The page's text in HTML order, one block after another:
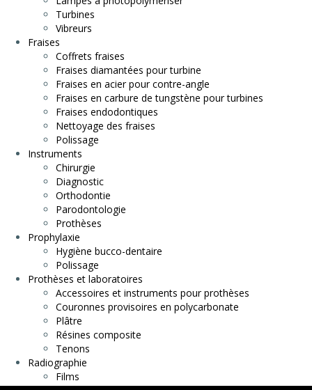
Turbines
Vibreurs
Fraises
Coffrets fraises
Fraises diamantées pour turbine
Fraises en acier pour contre-angle
Fraises en carbure de tungstène pour turbines
Fraises endodontiques
Nettoyage des fraises
Polissage
Instruments
Chirurgie
Diagnostic
Orthodontie
Parodontologie
Prothèses
Prophylaxie
Hygiène bucco-dentaire
Polissage
Prothèses et laboratoires
Accessoires et instruments pour prothèses
Couronnes provisoires en polycarbonate
Plâtre
Résines composite
Tenons
Radiographie
Films